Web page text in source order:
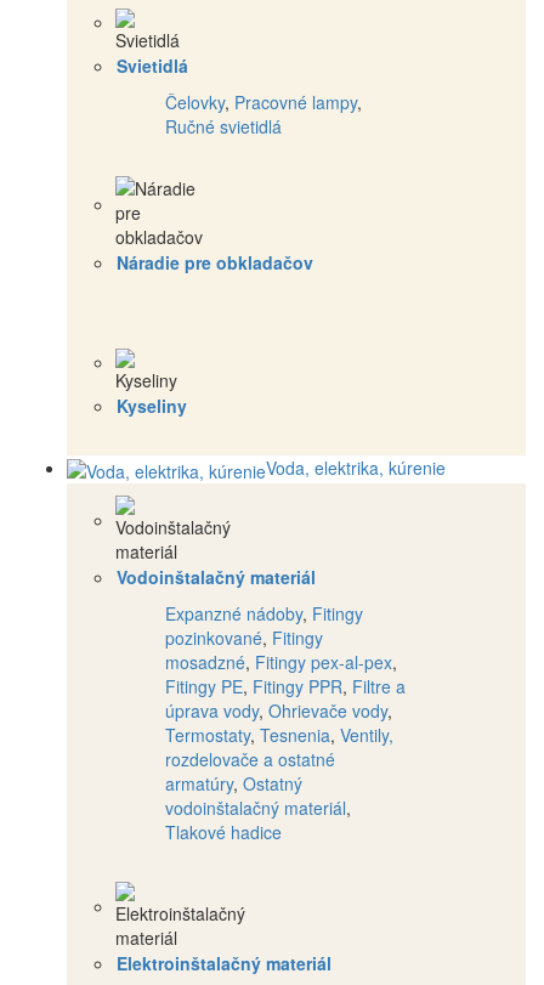
Svietidlá
Čelovky, Pracovné lampy,
Ručné svietidlá
Náradie pre obkladačov
Kyseliny
Voda, elektrika, kúrenie
Vodoinštalačný materiál
Expanzné nádoby, Fitingy
pozinkované, Fitingy
mosadzné, Fitingy pex-al-pex,
Fitingy PE, Fitingy PPR, Filtre a
úprava vody, Ohrievače vody,
Termostaty, Tesnenia, Ventily,
rozdelovače a ostatné
armatúry, Ostatný
vodoinštalačný materiál,
Tlakové hadice
Elektroinštalačný materiál